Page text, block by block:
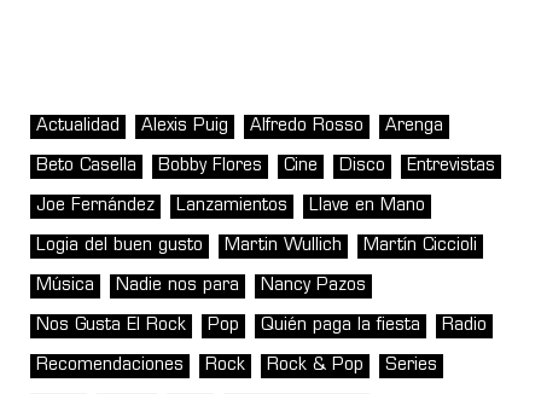
Actualidad Alexis Puig Alfredo Rosso Arenga
Beto Casella Bobby Flores Cine Disco Entrevistas
Joe Fernández Lanzamientos Llave en Mano
Logia del buen gusto Martin Wullich Martín Ciccioli
Música Nadie nos para Nancy Pazos
Nos Gusta El Rock Pop Quién paga la fiesta Radio
Recomendaciones Rock Rock & Pop Series